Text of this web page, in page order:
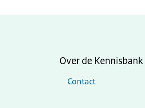
Over de Kennisbank
Contact